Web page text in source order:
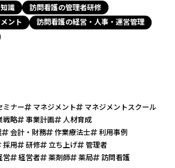
識
訪問看護の管理者研修
ント
訪問看護の経営・人事・運営管理
ミナー マネジメント
マネジメントスクール
戦略 事業計画
人材育成
会計・財務 作業療法士
利用事例
採用 研修 立ち上げ
管理者
営 経営者 薬剤師 薬局 訪問看護